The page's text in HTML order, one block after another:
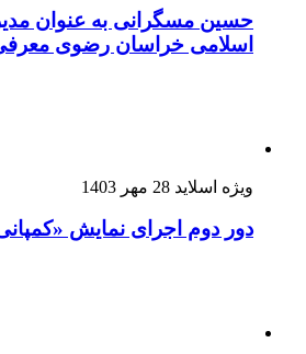
حسین مسگرانی به عنوان
اسلامی خراسان رضوی
ویژه اسلاید 28 مهر 1403
دور دوم اجرای نمایش